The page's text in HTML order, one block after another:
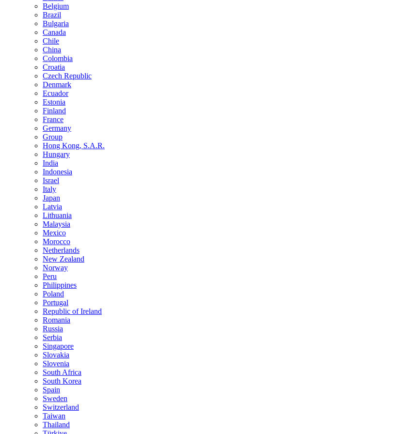
Belgium
Brazil
Bulgaria
Canada
Chile
China
Colombia
Croatia
Czech Republic
Denmark
Ecuador
Estonia
Finland
France
Germany
Group
Hong Kong, S.A.R.
Hungary
India
Indonesia
Israel
Italy
Japan
Latvia
Lithuania
Malaysia
Mexico
Morocco
Netherlands
New Zealand
Norway
Peru
Philippines
Poland
Portugal
Republic of Ireland
Romania
Russia
Serbia
Singapore
Slovakia
Slovenia
South Africa
South Korea
Spain
Sweden
Switzerland
Taiwan
Thailand